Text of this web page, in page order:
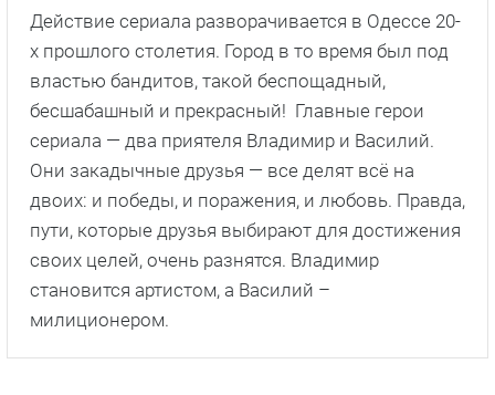
Действие сериала разворачивается в Одессе 20-
х прошлого столетия. Город в то время был под
властью бандитов, такой беспощадный,
бесшабашный и прекрасный! Главные герои
сериала — два приятеля Владимир и Василий.
Они закадычные друзья — все делят всё на
двоих: и победы, и поражения, и любовь. Правда,
пути, которые друзья выбирают для достижения
своих целей, очень разнятся. Владимир
становится артистом, а Василий –
милиционером.